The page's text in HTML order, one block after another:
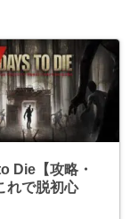
Die【攻略・
れで脱初心